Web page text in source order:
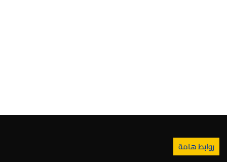
روابط هامة